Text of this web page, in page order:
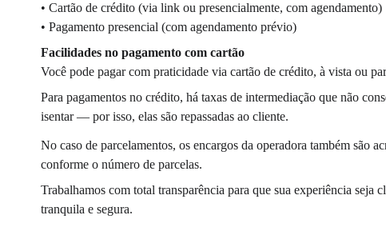
• Cartão de crédito (via link ou presencialmente, com agendamento)
• Pagamento presencial (com agendamento prévio)
Facilidades no pagamento com cartão
Você pode pagar com praticidade via cartão de crédito, à vista ou
Para pagamentos no crédito, há taxas de intermediação que não
isentar — por isso, elas são repassadas ao cliente.
No caso de parcelamentos, os encargos da operadora também são
conforme o número de parcelas.
Trabalhamos com total transparência para que sua experiência seja
tranquila e segura.